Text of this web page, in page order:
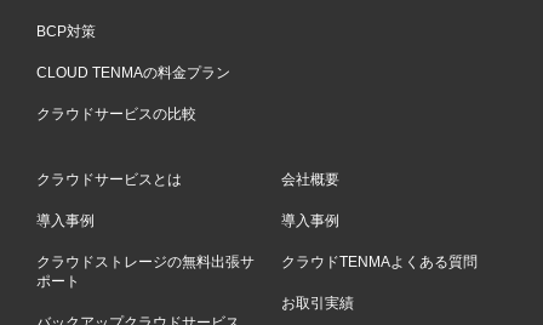
BCP対策
CLOUD TENMAの料金プラン
クラウドサービスの比較
クラウドサービスとは
導入事例
クラウドストレージの無料出張サ
ポート
会社概要
導入事例
クラウドTENMAよくある質問
お取引実績